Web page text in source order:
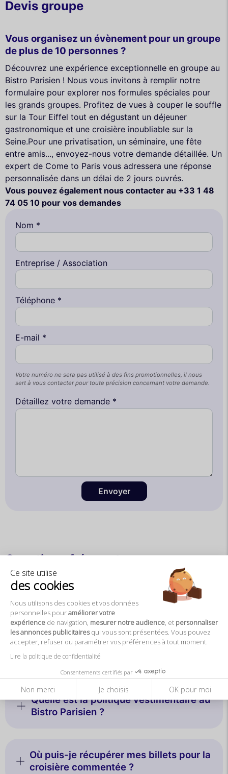
Ce site utilise
des cookies
Nous utilisons des cookies et vos données
personnelles pouraméliorer votre
expérience de navigation, mesurer notre audience , et personnaliser
les annonces publicitairesqui vous sont présentées. Vous pouvez
accepter, refuser ou paramétrer vos préférences à tout moment.
Lire la politique de confidentialité
Consentements certifiés par
Non merci Je choisis OK pour moi
Devis groupe
Vous organisez un évènement pour un groupe
de plus de 10 personnes ?
Découvrez une expérience exceptionnelle en groupe au
Bistro Parisien ! Nous vous invitons à remplir notre
formulaire pour explorer nos formules spéciales pour
les grands groupes. Profitez de vues à couper le souffle
sur la Tour Eiffel tout en dégustant un déjeuner
gastronomique et une croisière inoubliable sur la
Seine.Pour une privatisation, un séminaire, une fête
entre amis..., envoyez-nous votre demande détaillée. Un
expert de Come to Paris vous adressera une réponse
personnalisée dans un délai de 2 jours ouvrés.
Vous pouvez également nous contacter au +33 1 48
74 05 10 pour vos demandes
Nom *
Entreprise / Association
Téléphone *
E-mail *
Votre numéro ne sera pas utilisé à des fins promotionnelles, il nous
sert à vous contacter pour toute précision concernant votre demande.
Détaillez votre demande *
Envoyer
Questions fréquentes
Quels sont les horaires de départ de la
croisière commentée ?
Où se trouve le Bistro Parisien et
comment y accéder ?
Quelle est la politique vestimentaire au
Bistro Parisien ?
Où puis-je récupérer mes billets pour la
croisière commentée ?